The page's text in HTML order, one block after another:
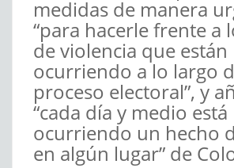
medidas de manera
“para hacerle frente a
de violencia que están
ocurriendo a lo largo
proceso electoral”, y
“cada día y medio está
ocurriendo un hecho
en algún lugar” de